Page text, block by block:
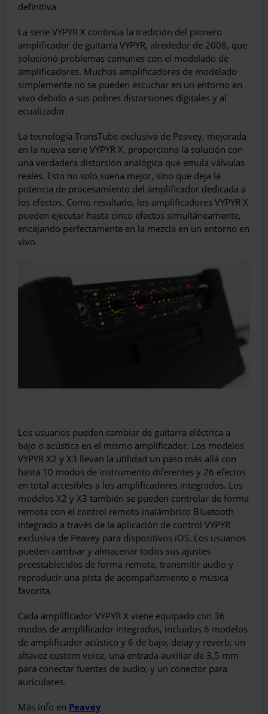
definitiva.
La serie VYPYR X continúa la tradición del pionero
amplificador de guitarra VYPYR, alrededor de 2008, que
solucionó problemas comunes con el modelado de
amplificadores. Muchos amplificadores de modelado
simplemente no se pueden escuchar en un entorno en
vivo debido a sus pobres distorsiones digitales y al
ecualizador.
La tecnología TransTube exclusiva de Peavey, mejorada
en la nueva serie VYPYR X, proporciona la solución con
una verdadera distorsión analógica que emula válvulas
reales. Esto no solo suena mejor, sino que deja la
potencia de procesamiento del amplificador dedicada a
los efectos. Como resultado, los amplificadores VYPYR X
pueden ejecutar hasta cinco efectos simultáneamente,
encajando perfectamente en la mezcla en un entorno en
vivo.
Los usuarios pueden cambiar de guitarra eléctrica a
bajo o acústica en el mismo amplificador. Los modelos
VYPYR X2 y X3 llevan la utilidad un paso más allá con
hasta 10 modos de instrumento diferentes y 26 efectos
en total accesibles a los amplificadores integrados. Los
modelos X2 y X3 también se pueden controlar de forma
remota con el control remoto inalámbrico Bluetooth
integrado a través de la aplicación de control VYPYR
exclusiva de Peavey para dispositivos iOS. Los usuarios
pueden cambiar y almacenar todos sus ajustes
preestablecidos de forma remota, transmitir audio y
reproducir una pista de acompañamiento o música
favorita.
Cada amplificador VYPYR X viene equipado con 36
modos de amplificador integrados, incluidos 6 modelos
de amplificador acústico y 6 de bajo; delay y reverb; un
altavoz custom voice, una entrada auxiliar de 3,5 mm
para conectar fuentes de audio; y un conector para
auriculares.
Más info en Peavey